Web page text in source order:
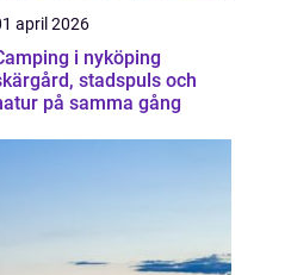
april 2026
i nyköping
stadspuls och
på samma gång